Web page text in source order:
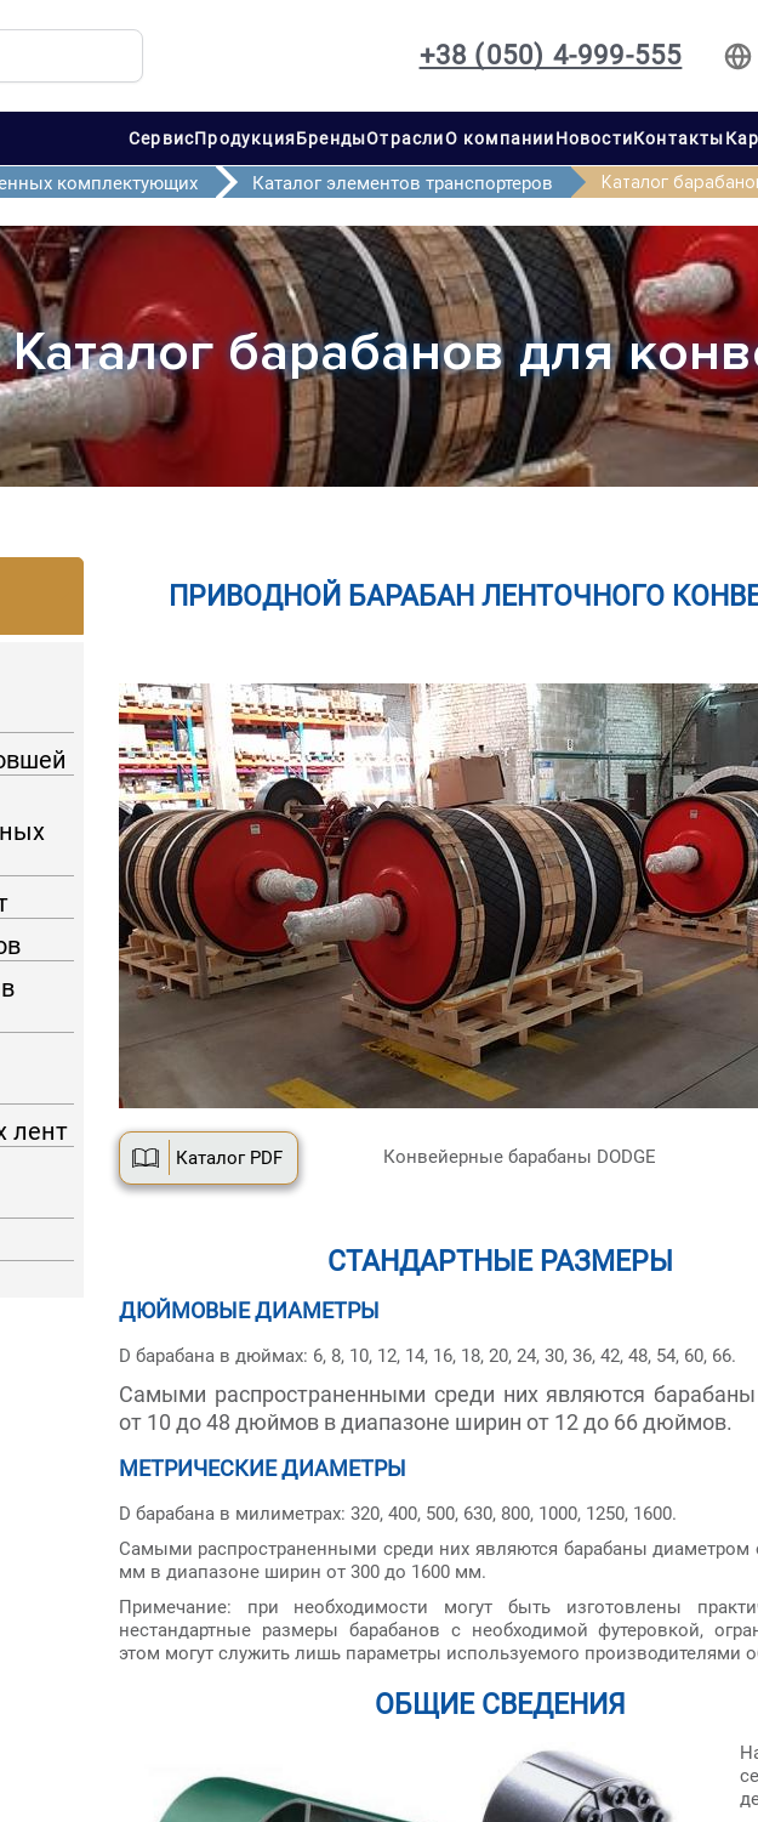
+38 (050) 4-999-555
СервисПродукцияБрендыОтраслиО компанииНовостиКонтакты
комплектующих Каталог элементов транспортеров Каталог
Каталог барабанов для
лент
ПРИВОДНОЙ БАРАБАН ЛЕНТОЧНОГО
Каталог PDF Конвейерные барабаны DODGE
СТАНДАРТНЫЕ РАЗМЕРЫ
ДЮЙМОВЫЕ ДИАМЕТРЫ
D барабана в дюймах: 6, 8, 10, 12, 14, 16, 18, 20, 24, 30, 36, 42, 48, 54, 60, 66.
Самыми распространенными среди них являются
от 10 до 48 дюймов в диапазоне ширин от 12 до 66 дюймов.
МЕТРИЧЕСКИЕ ДИАМЕТРЫ
D барабана в милиметрах: 320, 400, 500, 630, 800, 1000, 1250, 1600.
Самыми распространенными среди них являются барабаны диаметром
мм в диапазоне ширин от 300 до 1600 мм.
Примечание: при необходимости могут быть изготовлены
нестандартные размеры барабанов с необходимой футеровкой,
этом могут служить лишь параметры используемого производителями
ОБЩИЕ СВЕДЕНИЯ